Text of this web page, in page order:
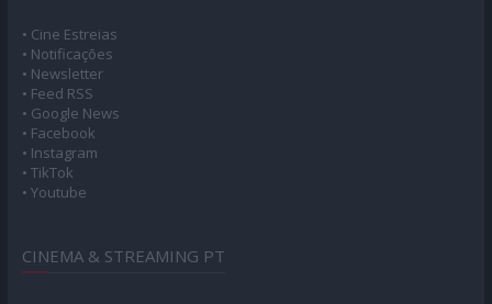
• Cine Estreias
• Notificações
• Newsletter
• Feed RSS
• Google News
• Facebook
• Instagram
• TikTok
• Youtube
CINEMA & STREAMING PT